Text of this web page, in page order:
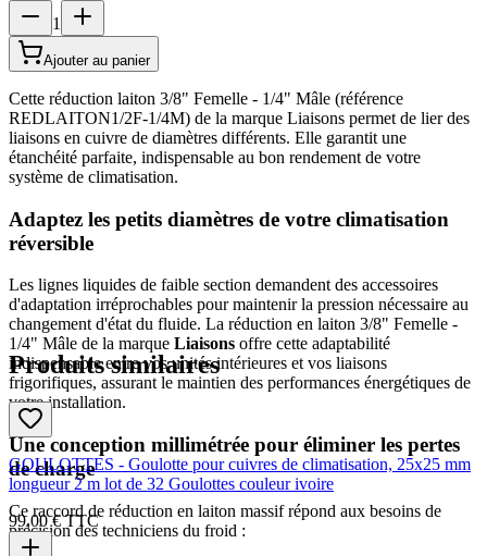
1
Ajouter au panier
Cette réduction laiton 3/8" Femelle - 1/4" Mâle (référence
REDLAITON1/2F-1/4M) de la marque Liaisons permet de lier des
liaisons en cuivre de diamètres différents. Elle garantit une
étanchéité parfaite, indispensable au bon rendement de votre
système de climatisation.
Adaptez les petits diamètres de votre climatisation
réversible
Les lignes liquides de faible section demandent des accessoires
d'adaptation irréprochables pour maintenir la pression nécessaire au
changement d'état du fluide. La réduction en laiton 3/8" Femelle -
1/4" Mâle de la marque Liaisons offre cette adaptabilité
indispensable entre vos unités intérieures et vos liaisons
frigorifiques, assurant le maintien des performances énergétiques de
votre installation.
Une conception millimétrée pour éliminer les pertes
de charge
Ce raccord de réduction en laiton massif répond aux besoins de
précision des techniciens du froid :
Produits similaires
GOULOTTES - Goulotte pour cuivres de climatisation, 25x25 mm
longueur 2 m lot de 32 Goulottes couleur ivoire
99,00 € TTC